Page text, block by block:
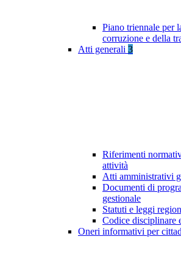
Piano triennale per
corruzione e della
Atti generali 3
Riferimenti
attività
Atti amministrativi
Documenti di
gestionale
Statuti e leggi
Codice disciplinare
Oneri informativi per